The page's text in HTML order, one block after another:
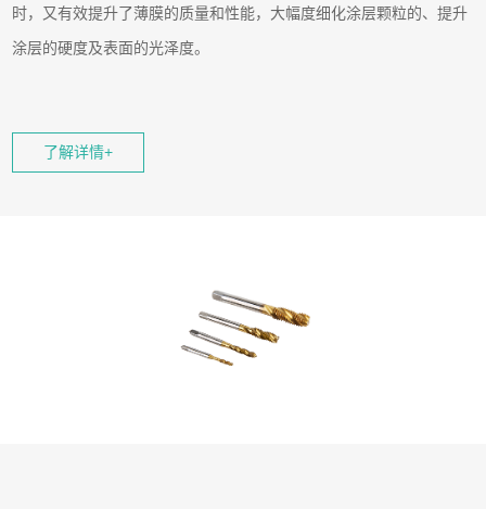
时，又有效提升了薄膜的质量和性能，大幅度细化涂层颗粒的、提升
涂层的硬度及表面的光泽度。
了解详情+